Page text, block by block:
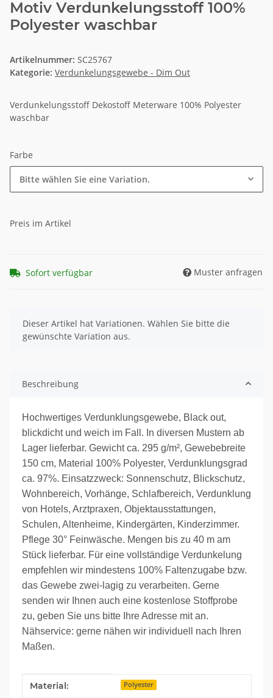
Motiv Verdunkelungsstoff 100%
Polyester waschbar
Artikelnummer: SC25767
Kategorie: Verdunkelungsgewebe - Dim Out
Verdunkelungsstoff Dekostoff Meterware 100% Polyester
waschbar
Farbe
Bitte wählen Sie eine Variation.
Preis im Artikel
Sofort verfügbar Muster anfragen
x
Dieser Artikel hat Variationen. Wählen Sie bitte die
gewünschte Variation aus.
Beschreibung
Hochwertiges Verdunklungsgewebe, Black out,
blickdicht und weich im Fall. In diversen Mustern ab
Lager lieferbar. Gewicht ca. 295 g/m², Gewebebreite
150 cm, Material 100% Polyester, Verdunklungsgrad
ca. 97%. Einsatzzweck: Sonnenschutz, Blickschutz,
Wohnbereich, Vorhänge, Schlafbereich, Verdunklung
von Hotels, Arztpraxen, Objektausstattungen,
Schulen, Altenheime, Kindergärten, Kinderzimmer.
Pflege 30° Feinwäsche. Mengen bis zu 40 m am
Stück lieferbar. Für eine vollständige Verdunkelung
empfehlen wir mindestens 100% Faltenzugabe bzw.
das Gewebe zwei-lagig zu verarbeiten. Gerne
senden wir Ihnen auch eine kostenlose Stoffprobe
zu, geben Sie uns bitte Ihre Adresse mit an.
Nähservice: gerne nähen wir individuell nach Ihren
Maßen.
Produkteigenschaft
Wert
Material: Polyester